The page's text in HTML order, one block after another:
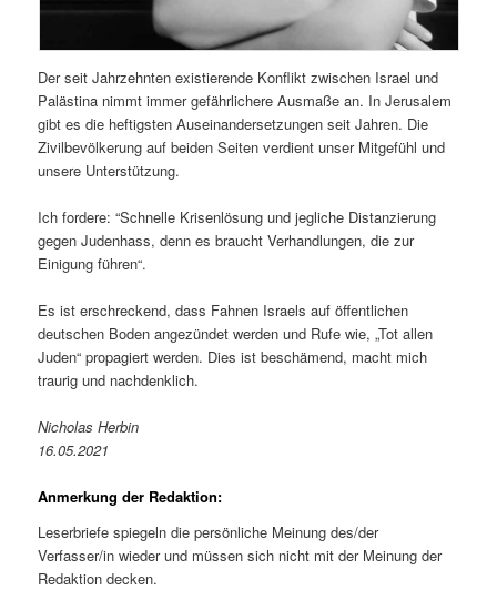
Der seit Jahrzehnten existierende Konflikt zwischen Israel und
Palästina nimmt immer gefährlichere Ausmaße an. In Jerusalem
gibt es die heftigsten Auseinandersetzungen seit Jahren. Die
Zivilbevölkerung auf beiden Seiten verdient unser Mitgefühl und
unsere Unterstützung.
Ich fordere: “Schnelle Krisenlösung und jegliche Distanzierung
gegen Judenhass, denn es braucht Verhandlungen, die zur
Einigung führen“.
Es ist erschreckend, dass Fahnen Israels auf öffentlichen
deutschen Boden angezündet werden und Rufe wie, „Tot allen
Juden“ propagiert werden. Dies ist beschämend, macht mich
traurig und nachdenklich.
Nicholas Herbin
16.05.2021
Anmerkung der Redaktion:
Leserbriefe spiegeln die persönliche Meinung des/der
Verfasser/in wieder und müssen sich nicht mit der Meinung der
Redaktion decken.